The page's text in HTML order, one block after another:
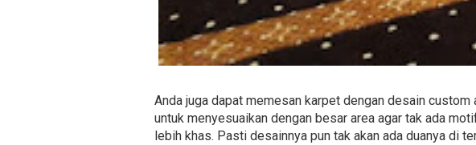
Anda juga dapat memesan karpet dengan desain
untuk menyesuaikan dengan besar area agar tak ada
lebih khas. Pasti desainnya pun tak akan ada duanya di